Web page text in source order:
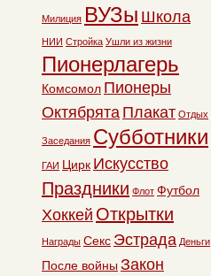
Милиция ВУЗы Школа
НИИ Стройка Ушли из жизни
Пионерлагерь
Комсомол Пионеры
Октябрята Плакат Отдых
Заседания Субботники
ГАИ Цирк Искусство
Праздники Флот Футбол
Хоккей Открытки
Награды Секс Эстрада Деньги
После войны Закон